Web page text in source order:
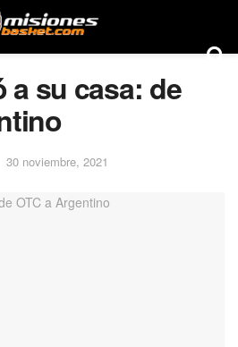
a su casa: de
30 noviembre, 2021